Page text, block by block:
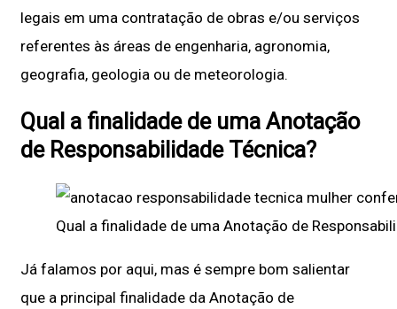
legais em uma contratação de obras e/ou serviços
referentes às áreas de engenharia, agronomia,
geografia, geologia ou de meteorologia.
Qual a finalidade de uma Anotação
de Responsabilidade Técnica?
Qual a finalidade de uma Anotação de
Já falamos por aqui, mas é sempre bom salientar
que a principal finalidade da Anotação de